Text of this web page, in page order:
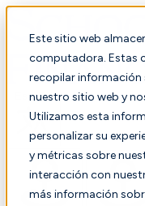
Este sitio web
computadora. Estas
recopilar
nuestro sitio web y
Utilizamos esta
personalizar su
y métricas sobre
interacción con
más información
Español